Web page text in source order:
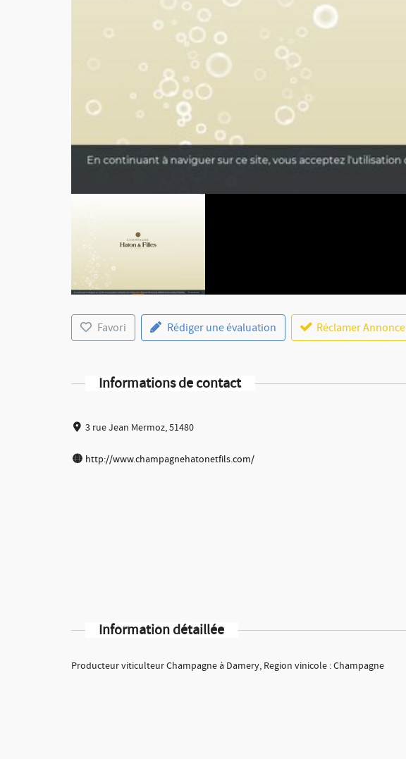
Favori Rédiger une évaluation Réclamer Annonce
Informations de contact
3 rue Jean Mermoz, 51480
http://www.champagnehatonetfils.com/
Information détaillée
Producteur viticulteur Champagne à Damery, Region vinicole : Champagne